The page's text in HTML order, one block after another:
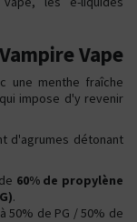
Vape
une menthe fraîche
impose d'y revenir
d'agrumes détonant
60% de propylène
.
50% de PG / 50% de